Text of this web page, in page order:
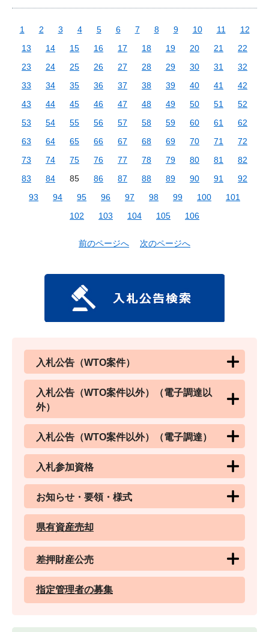
1 2 3 4 5 6 7 8 9 10 11
12
13
14 15 16 17 18 19 20 21
22
23
24 25 26 27 28 29 30 31
32
33
34 35 36 37 38 39 40 41
42
43
44 45 46 47 48 49 50 51
52
53
54 55 56 57 58 59 60 61
62
63
64 65 66 67 68 69 70 71
72
73
74 75 76 77 78 79 80 81
82
83
84 85 86 87 88 89 90 91
92
93
94 95 96 97 98 99 100
101
102
103 104 105 106
前のページへ 次のページへ
入札公告（WTO案件）
入札公告（WTO案件以外）（電子調達以
外）
入札公告（WTO案件以外）（電子調達）
入札参加資格
お知らせ・要領・様式
県有資産売却
差押財産公売
指定管理者の募集